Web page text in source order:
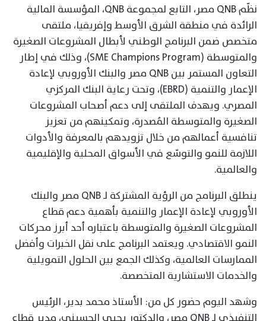
نظّم QNB مصر، التابع لمجموعة QNB، المؤسسة المالية
الرائدة في منطقة الشرق الأوسط وإفريقيا، ملتقى
متخصص ضمن البرنامج الوطني لأبطال المشروعات الصغيرة
والمتوسطة (SME Champions Program)، وذلك في إطار
التعاون المستمر بين QNB مصر والبنك الأوروبي لإعادة
الإعمار والتنمية (EBRD)، وتحت رعاية البنك المركزي
المصري. ويهدف الملتقى إلى دعم أصحاب المشروعات
الصغيرة والمتوسطة المُصدرة، وتمكينهم من تعزيز
تنافسية أعمالهم من خلال تزويدهم بالمعرفة والأدوات
اللازمة للنمو والتوسّع في الأسواق المحلية والإقليمية
والعالمية.
ينطلق البرنامج من الرؤية المشتركة لـ QNB مصر والبنك
الأوروبي لإعادة الإعمار والتنمية بأهمية دعم قطاع
المشروعات الصغيرة والمتوسطة باعتباره أحد أبرز محركات
النمو الاقتصادي. ويعتمد البرنامج على نقل الخبرات وأفضل
الممارسات العالمية، وكذلك الجمع بين الحلول التمويلية
والخدمات الاستشارية المتخصصة.
وشهد اليوم حضور كل من: الأستاذ محمد بدير، الرئيس